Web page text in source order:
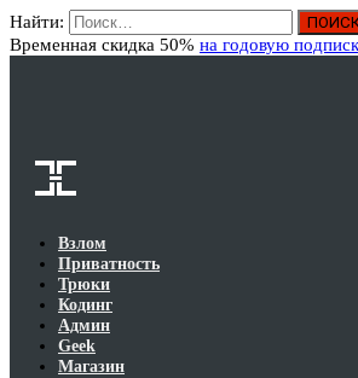
Найти:
Временная скидка 50% на годовую
Взлом
Приватность
Трюки
Кодинг
Админ
Geek
Магазин